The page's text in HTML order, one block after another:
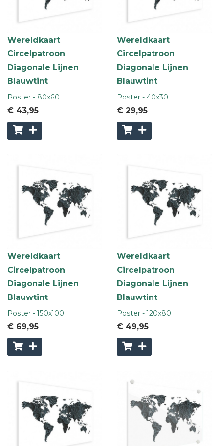
Wereldkaart
Circelpatroon
Diagonale Lijnen
Blauwtint
Poster - 80x60
€ 43,95
Wereldkaart
Circelpatroon
Diagonale Lijnen
Blauwtint
Poster - 40x30
€ 29,95
Wereldkaart
Circelpatroon
Diagonale Lijnen
Blauwtint
Poster - 150x100
€ 69,95
Wereldkaart
Circelpatroon
Diagonale Lijnen
Blauwtint
Poster - 120x80
€ 49,95